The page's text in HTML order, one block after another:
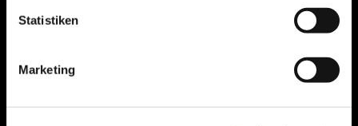
Statistiken
Marketing
Bogenstraße 4A